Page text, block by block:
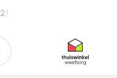
Standaard